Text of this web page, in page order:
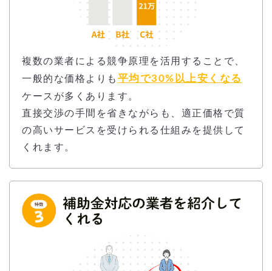
複数の業者による競争原理を活用することで、
一般的な価格よりも 平均で30%以上安くなる
ケースが多くあります。
直接交渉の手間を省きながらも、適正価格で質
の高いサービスを受けられる仕組みを提供して
くれます。